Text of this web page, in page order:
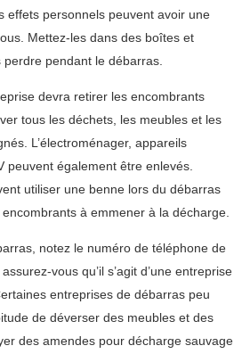
effets personnels peuvent avoir une
Mettez-les dans des boîtes et
pendant le débarras.
devra retirer les encombrants
tous les déchets, les meubles et les
L’électroménager, appareils
peuvent également être enlevés.
utiliser une benne lors du débarras
à emmener à la décharge.
notez le numéro de téléphone de
vous qu’il s’agit d’une entreprise
entreprises de débarras peu
de déverser des meubles et des
des amendes pour décharge sauvage